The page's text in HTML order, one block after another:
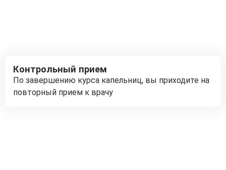
Контрольный прием
По завершению курса капельниц, вы приходите на
повторный прием к врачу